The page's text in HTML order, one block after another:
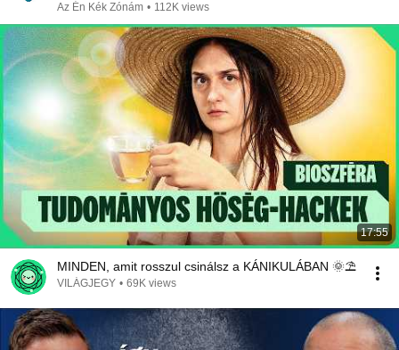
Az Én Kék Zónám • 112K views
17:55
MINDEN, amit rosszul csinálsz a KÁNIKULÁBAN 🌞⛱️
VILÁGJEGY • 69K views